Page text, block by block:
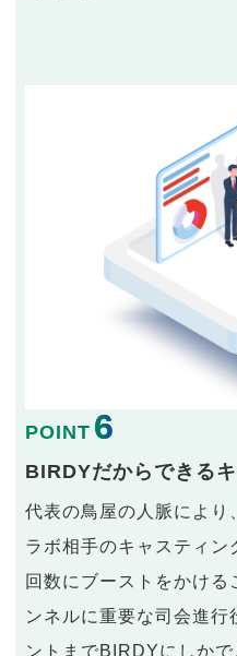
POINT 6
BIRDYだからできる
代表の鳥屋の人脈により
ラボ相手のキャスティ
回数にブーストをかける
ンネルに重要な司会進行
ントまでBIRDYにしか